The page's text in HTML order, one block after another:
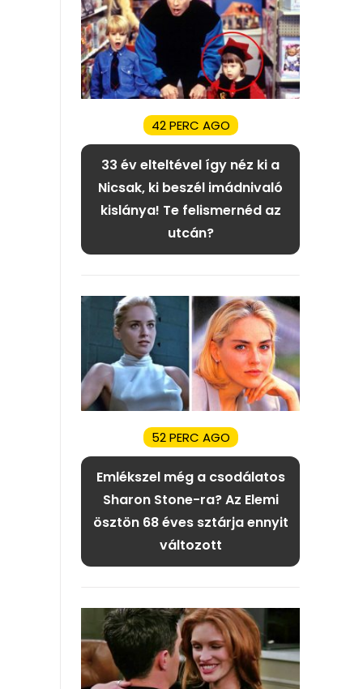
42 PERC AGO
33 év elteltével így néz ki a
Nicsak, ki beszél imádnivaló
kislánya! Te felismernéd az
utcán?
52 PERC AGO
Emlékszel még a csodálatos
Sharon Stone-ra? Az Elemi
ösztön 68 éves sztárja ennyit
változott